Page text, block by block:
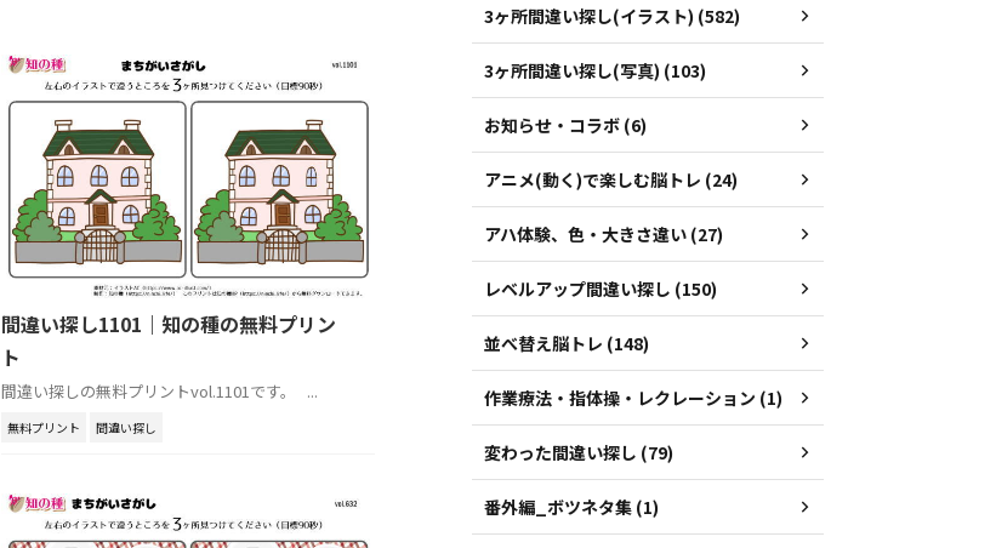
間違い探し1101｜知の種の無料プリン
ト
間違い探しの無料プリントvol.1101です。 ...
無料プリント 間違い探し
3ヶ所間違い探し(イラスト) (582)
3ヶ所間違い探し(写真) (103)
お知らせ・コラボ (6)
アニメ(動く)で楽しむ脳トレ (24)
アハ体験、色・大きさ違い (27)
レベルアップ間違い探し (150)
並べ替え脳トレ (148)
作業療法・指体操・レクレーション (1)
変わった間違い探し (79)
番外編_ボツネタ集 (1)